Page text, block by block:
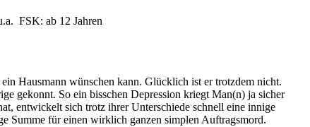
FSK: ab 12 Jahren
Hausmann wünschen kann. Glücklich ist er trotzdem nicht.
gekonnt. So ein bisschen Depression kriegt Man(n) ja sicher
entwickelt sich trotz ihrer Unterschiede schnell eine innige
Summe für einen wirklich ganzen simplen Auftragsmord.